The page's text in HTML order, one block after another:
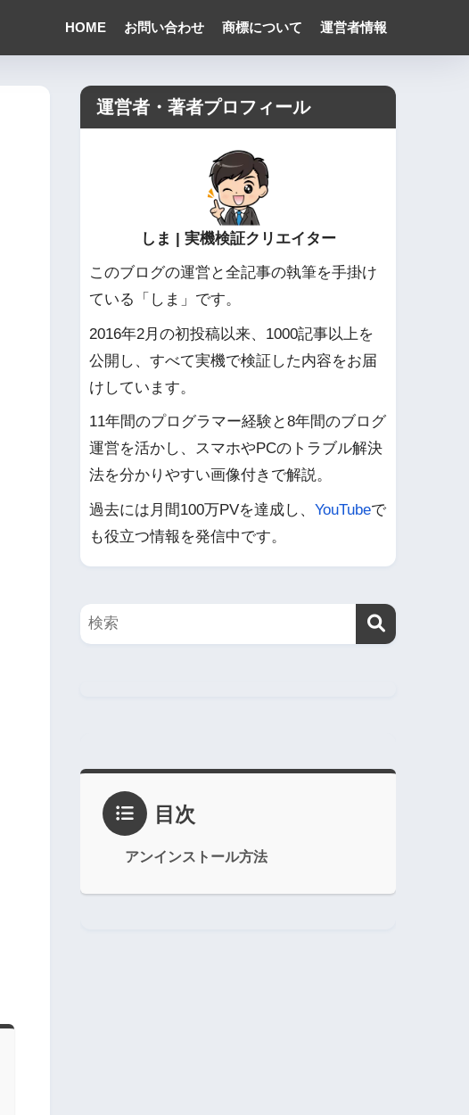
HOME お問い合わせ 商標について 運営者情報
運営者・著者プロフィール
しま | 実機検証クリエイター
このブログの運営と全記事の執筆を手掛け
ている「しま」です。
2016年2月の初投稿以来、1000記事以上を
公開し、すべて実機で検証した内容をお届
けしています。
11年間のプログラマー経験と8年間のブログ
運営を活かし、スマホやPCのトラブル解決
法を分かりやすい画像付きで解説。
過去には月間100万PVを達成し、 YouTubeで
も役立つ情報を発信中です。
目次
アンインストール方法